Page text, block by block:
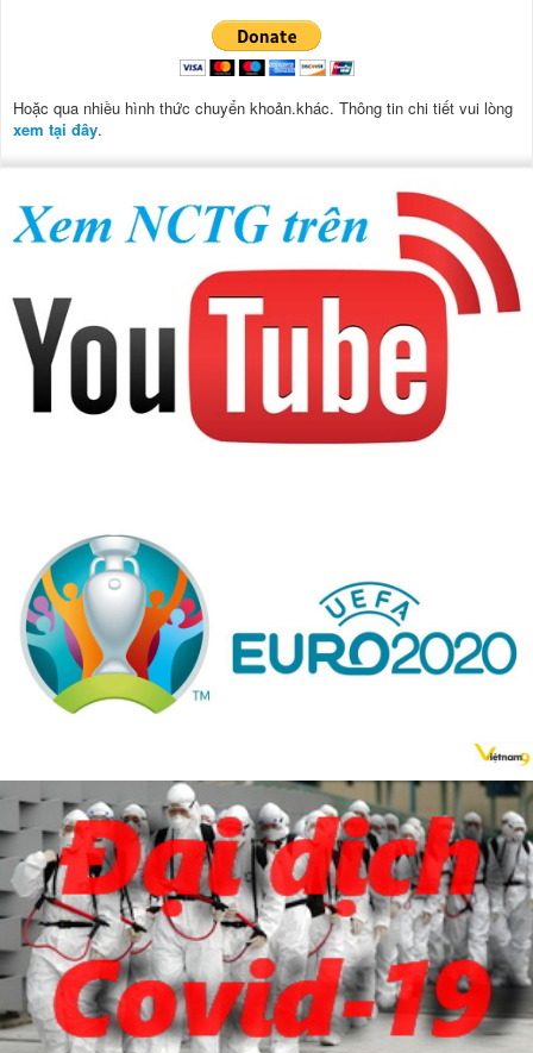
Hoặc qua nhiều hình thức chuyển khoản.khác. Thông tin chi tiết vui lòng
xem tại đây.